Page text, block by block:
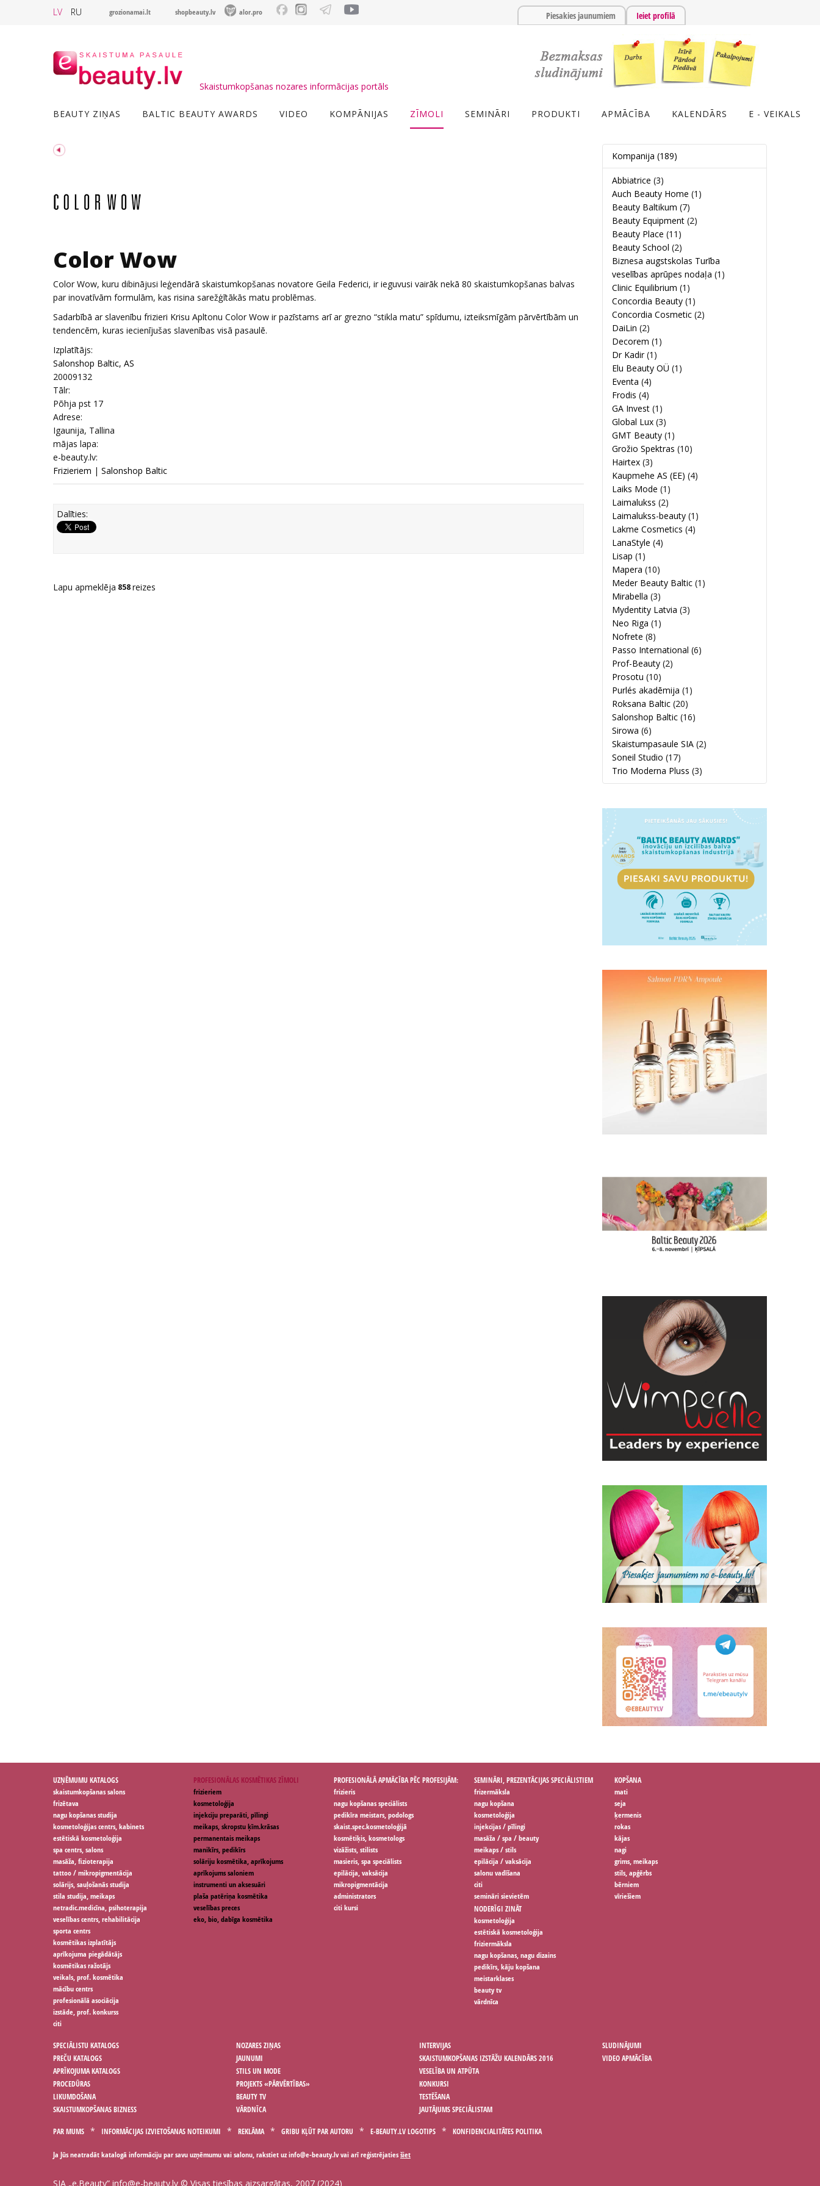
LV RU grozionamai.lt shopbeauty.lv alor.pro Piesakies jaunumiem Ieiet profilā
Skaistumkopšanas nozares informācijas portāls
BEAUTY ZIŅAS BALTIC BEAUTY AWARDS VIDEO KOMPĀNIJAS ZĪMOLI SEMINĀRI PRODUKTI APMĀCĪBA KALENDĀRS E - VEIKALS
Color Wow
Color Wow, kuru dibinājusi leģendārā skaistumkopšanas novatore Geila Federici, ir ieguvusi vairāk nekā 80 skaistumkopšanas balvas
par inovatīvām formulām, kas risina sarežģītākās matu problēmas.
Sadarbībā ar slavenību frizieri Krisu Apltonu Color Wow ir pazīstams arī ar grezno “stikla matu” spīdumu, izteiksmīgām pārvērtībām un
tendencēm, kuras iecienījušas slavenības visā pasaulē.
Izplatītājs:
Salonshop Baltic, AS
20009132
Tālr:
Põhja pst 17
Adrese:
Igaunija, Tallina
mājas lapa:
e-beauty.lv:
Frizieriem | Salonshop Baltic
Dalīties:
Lapu apmeklēja 858reizes
Kompanija (189)
Abbiatrice (3)
Auch Beauty Home (1)
Beauty Baltikum (7)
Beauty Equipment (2)
Beauty Place (11)
Beauty School (2)
Biznesa augstskolas Turība
veselības aprūpes nodaļa (1)
Clinic Equilibrium (1)
Concordia Beauty (1)
Concordia Cosmetic (2)
DaiLin (2)
Decorem (1)
Dr Kadir (1)
Elu Beauty OÜ (1)
Eventa (4)
Frodis (4)
GA Invest (1)
Global Lux (3)
GMT Beauty (1)
Grožio Spektras (10)
Hairtex (3)
Kaupmehe AS (EE) (4)
Laiks Mode (1)
Laimalukss (2)
Laimalukss-beauty (1)
Lakme Cosmetics (4)
LanaStyle (4)
Lisap (1)
Mapera (10)
Meder Beauty Baltic (1)
Mirabella (3)
Mydentity Latvia (3)
Neo Riga (1)
Nofrete (8)
Passo International (6)
Prof-Beauty (2)
Prosotu (10)
Purlés akadēmija (1)
Roksana Baltic (20)
Salonshop Baltic (16)
Sirowa (6)
Skaistumpasaule SIA (2)
Soneil Studio (17)
Trio Moderna Pluss (3)
UZŅĒMUMU KATALOGS
skaistumkopšanas salons
frizētava
nagu kopšanas studija
kosmetoloģijas centrs, kabinets
estētiskā kosmetoloģija
spa centrs, salons
masāža, fizioterapija
tattoo / mikropigmentācija
solārijs, sauļošanās studija
stila studija, meikaps
netradic.medicīna, psihoterapija
veselības centrs, rehabilitācija
sporta centrs
kosmētikas izplatītājs
aprīkojuma piegādātājs
kosmētikas ražotājs
veikals, prof. kosmētika
mācību centrs
profesionālā asociācija
izstāde, prof. konkurss
citi
PROFESIONĀLAS KOSMĒTIKAS ZĪMOLI
frizieriem
kosmetoloģija
injekciju preparāti, pīlingi
meikaps, skropstu ķīm.krāsas
permanentais meikaps
manikīrs, pedikīrs
solāriju kosmētika, aprīkojums
aprīkojums saloniem
instrumenti un aksesuāri
plaša patēriņa kosmētika
veselības preces
eko, bio, dabīga kosmētika
PROFESIONĀLĀ APMĀCĪBA PĒC PROFESIJĀM:
frizieris
nagu kopšanas speciālists
pedikīra meistars, podologs
skaist.spec.kosmetoloģijā
kosmētiķis, kosmetologs
vizāžists, stilists
masieris, spa speciālists
epilācija, vaksācija
mikropigmentācija
administrators
citi kursi
SEMINĀRI, PREZENTĀCIJAS SPECIĀLISTIEM
frizermāksla
nagu kopšana
kosmetoloģija
injekcijas / pīlingi
masāža / spa / beauty
meikaps / stils
epilācija / vaksācija
salonu vadīšana
citi
semināri sievietēm
KOPŠANA
mati
seja
ķermenis
rokas
kājas
nagi
grims, meikaps
stils, apģērbs
bērniem
vīriešiem
NODERĪGI ZINĀT
kosmetoloģija
estētiskā kosmetoloģija
friziermāksla
nagu kopšanas, nagu dizains
pedikīrs, kāju kopšana
meistarklases
beauty tv
vārdnīca
SPECIĀLISTU KATALOGS
PREČU KATALOGS
APRĪKOJUMA KATALOGS
PROCEDŪRAS
LIKUMDOŠANA
SKAISTUMKOPŠANAS BIZNESS
NOZARES ZIŅAS
JAUNUMI
STILS UN MODE
PROJEKTS «PĀRVĒRTĪBAS»
BEAUTY TV
VĀRDNĪCA
INTERVIJAS
SKAISTUMKOPŠANAS IZSTĀŽU KALENDĀRS 2016
VESELĪBA UN ATPŪTA
KONKURSI
TESTĒŠANA
JAUTĀJUMS SPECIĀLISTAM
SLUDINĀJUMI
VIDEO APMĀCĪBA
PAR MUMS INFORMĀCIJAS IZVIETOŠANAS NOTEIKUMI REKLĀMA GRIBU KĻŪT PAR AUTORU E-BEAUTY.LV LOGOTIPS KONFIDENCIALITĀTES POLITIKA
Ja Jūs neatradāt katalogā informāciju par savu uzņēmumu vai salonu, rakstiet uz vai arī reģistrējatiesšiet
SIA „e.Beauty” info@e-beauty.lv © Visas tiesības aizsargātas, 2007 (2024)